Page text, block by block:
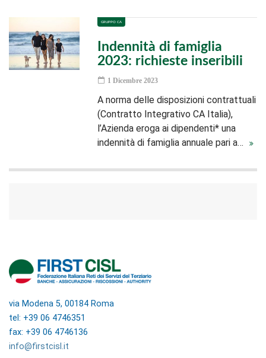
GRUPPO CA
Indennità di famiglia
2023: richieste inseribili
1 Dicembre 2023
A norma delle disposizioni contrattuali
(Contratto Integrativo CA Italia),
l’Azienda eroga ai dipendenti* una
indennità di famiglia annuale pari a…
via Modena 5, 00184 Roma
tel: +39 06 4746351
fax: +39 06 4746136
info@firstcisl.it